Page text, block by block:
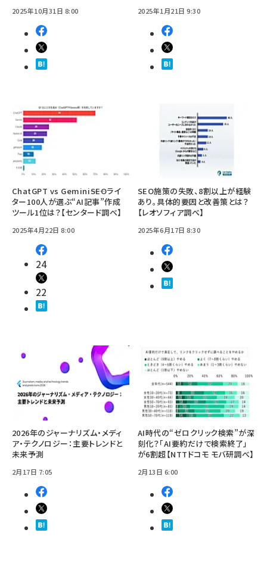
2025年10月31日 8:00 2025年1月21日 9:30
ChatGPT vs Gemini――SEOライ
ター100人が選ぶ“AI記事”作成
ツール1位は？【センタード調べ】
2025年4月22日 8:00
24
22
SEO施策の失敗、8割以上が経験
あり。具体的要因と改善策とは？
【レオソフィア調べ】
2025年6月17日 8:30
2026年のジャーナリズム・メディ
ア・テクノロジー：主要トレンドと
未来予測
2月17日 7:05
AI時代の“ゼロクリック検索”が深
刻化？「AI要約だけで検索終了」
が6割超【NTTドコモ モバ研調べ】
2月13日 6:00